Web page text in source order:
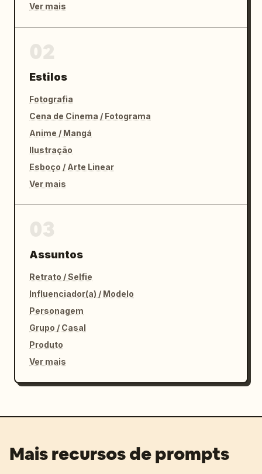
Ver mais
Estilos
Fotografia
Cena de Cinema / Fotograma
Anime / Mangá
Ilustração
Esboço / Arte Linear
Ver mais
Assuntos
Retrato / Selfie
Influenciador(a) / Modelo
Personagem
Grupo / Casal
Produto
Ver mais
Mais recursos de prompts